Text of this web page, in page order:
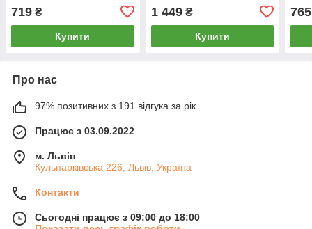
719 ₴
Купити
1 449₴
Купити
765
Про нас
97% позитивних з 191 відгука за рік
Працює з 03.09.2022
м. Львів
Кульпарківська 226, Львів, Україна
Контакти
Сьогодні працює з 09:00 до 18:00